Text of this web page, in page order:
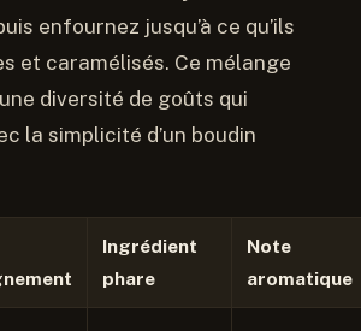
enfournez jusqu’à ce qu’ils
et caramélisés. Ce mélange
diversité de goûts qui
la simplicité d’un boudin
Ingrédient
phare
Note
aromatique